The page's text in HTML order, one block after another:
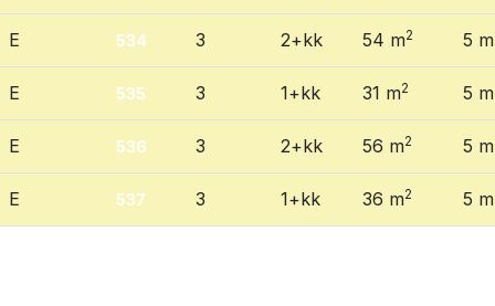
E 534 3 2+kk 54 m2 5 m
E 535 3 1+kk 31 m2 5 m
E 536 3 2+kk 56 m2 5 m
E 537 3 1+kk 36 m2 5 m